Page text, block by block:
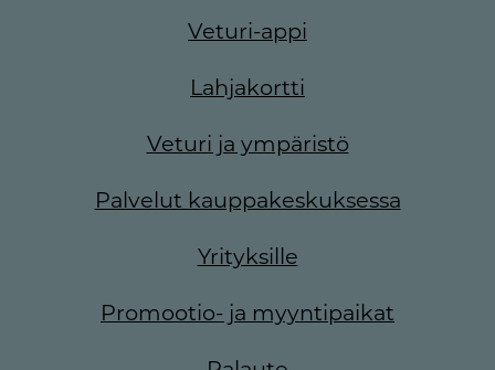
Veturi-appi
Lahjakortti
Veturi ja ympäristö
Palvelut kauppakeskuksessa
Yrityksille
Promootio- ja myyntipaikat